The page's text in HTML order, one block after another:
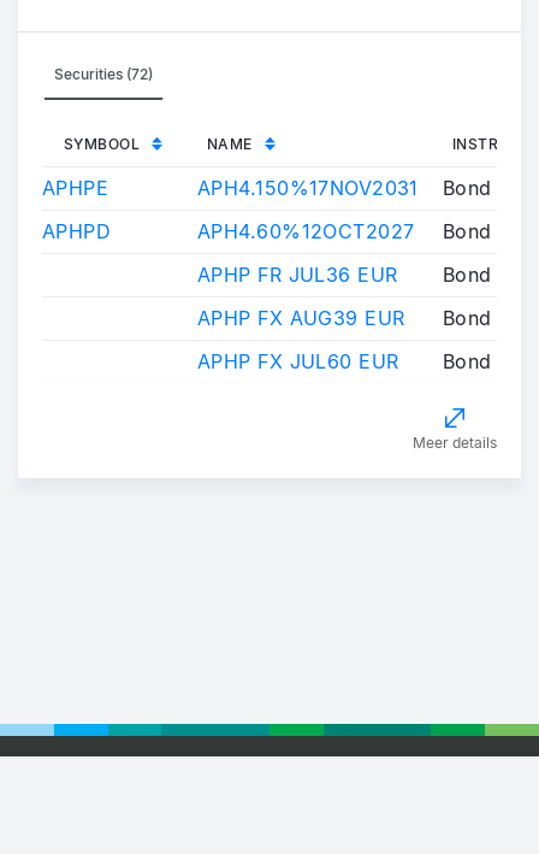
Securities (72)
SYMBOOL NAME
APHPE APH4.150%17NOV2031
Bond
APHPD
APH4.60%12OCT2027
Bond
APHP FR JUL36 EUR
Bond
APHP FX AUG39 EUR
Bond
APHP FX JUL60 EUR
Bond
Meer details